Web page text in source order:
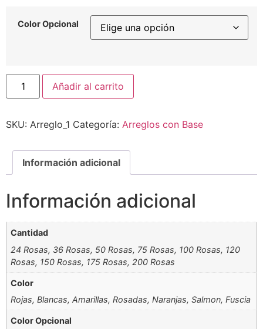
Color Opcional
Añadir al carrito
SKU: Arreglo_1 Categoría: Arreglos con Base
Información adicional
Información adicional
Cantidad
24 Rosas, 36 Rosas, 50 Rosas, 75 Rosas, 100 Rosas, 120
Rosas, 150 Rosas, 175 Rosas, 200 Rosas
Color
Rojas, Blancas, Amarillas, Rosadas, Naranjas, Salmon, Fuscia
Color Opcional